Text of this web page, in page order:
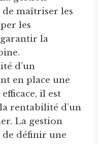
maîtriser les
les
la
d’un
en place une
il est
rentabilité d’un
La gestion
définir une